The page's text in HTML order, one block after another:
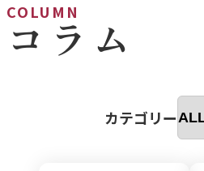
COLUMN
コラム
カテゴリー